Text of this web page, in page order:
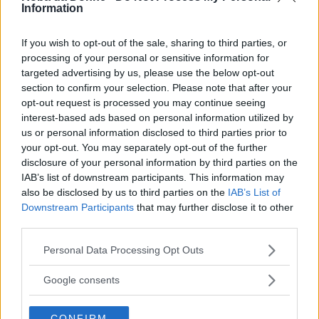
Information
If you wish to opt-out of the sale, sharing to third parties, or
processing of your personal or sensitive information for
targeted advertising by us, please use the below opt-out
section to confirm your selection. Please note that after your
opt-out request is processed you may continue seeing
interest-based ads based on personal information utilized by
us or personal information disclosed to third parties prior to
your opt-out. You may separately opt-out of the further
disclosure of your personal information by third parties on the
IAB’s list of downstream participants. This information may
also be disclosed by us to third parties on the IAB’s List of
Downstream Participants that may further disclose it to other
Please note that this website/app uses one or more Google
not limited to your visit or usage behaviour. You may click to
use your data for below specified purposes in below Google
Personal Data Processing Opt Outs
Google consents
l’omosessualità, perché nel loro vocabolario
non esisteva – ha inoltre aggiunto – Era tutto
parte della sessualità”.
C’è anche da dire che non è la prima volta che il
rapporto tra Alessandro Magno ed Efestione
viene dipinto come ben più di un’amicizia: una
esempio, dal colossal
Alexander
, diretto da
Oliver Stone, doveColin Farrellinterpreta il
condottiero eJared Leto
il fedele amico e
compagno. Non è, insomma, la prima volta che